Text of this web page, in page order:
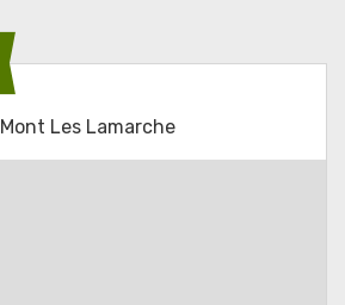
Les Lamarche